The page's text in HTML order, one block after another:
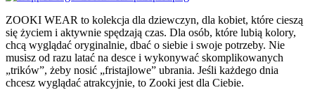
ZOOKI WEAR to kolekcja dla dziewczyn, dla kobiet, które cieszą
się życiem i aktywnie spędzają czas. Dla osób, które lubią kolory,
chcą wyglądać oryginalnie, dbać o siebie i swoje potrzeby. Nie
musisz od razu latać na desce i wykonywać skomplikowanych
„trików”, żeby nosić „fristajlowe” ubrania. Jeśli każdego dnia
chcesz wyglądać atrakcyjnie, to Zooki jest dla Ciebie.